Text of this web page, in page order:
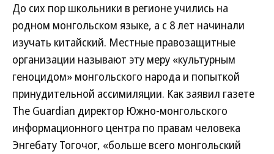
До сих пор школьники в регионе учились на
родном монгольском языке, а с 8 лет начинали
изучать китайский. Местные правозащитные
организации называют эту меру «культурным
геноцидом» монгольского народа и попыткой
принудительной ассимиляции. Как заявил газете
The Guardian директор Южно-монгольского
информационного центра по правам человека
Энгебату Тогочог, «больше всего монгольский